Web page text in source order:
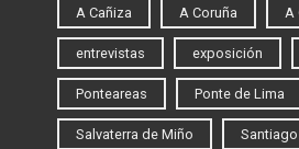
A Cañiza A Coruña A
entrevistas exposición
Ponteareas Ponte de Lima
Salvaterra de Miño